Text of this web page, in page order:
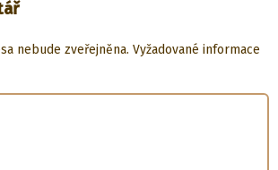
nebude zveřejněna. Vyžadované informace